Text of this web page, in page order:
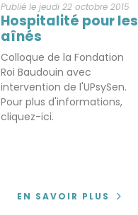
Publié le jeudi 22 octobre 2015
Hospitalité pour les
aînés
Colloque de la Fondation
Roi Baudouin avec
intervention de l'UPsySen.
Pour plus d'informations,
cliquez-ici.
EN SAVOIR PLUS